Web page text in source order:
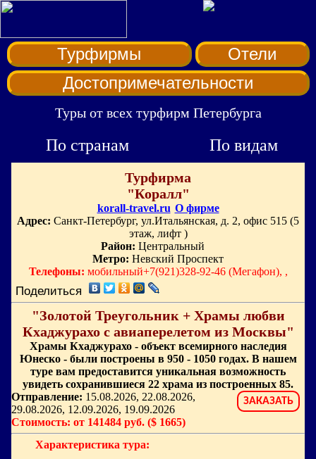
Турфирмы
Отели
Достопримечательности
Туры от всех турфирм Петербурга
По странам По видам
Турфирма
"Коралл"
korall-travel.ru О фирме
Адрес: Санкт-Петербург, ул.Итальянская, д. 2, офис 515 (5
этаж, лифт )
Район: Центральный
Метро: Невский Проспект
Телефоны: мобильный+7(921)328-92-46 (Мегафон), ,
Поделиться
"Золотой Треугольник + Храмы любви
Кхаджурахо с авиаперелетом из Москвы"
Храмы Кхаджурахо - объект всемирного наследия
Юнеско - были построены в 950 - 1050 годах. В нашем
туре вам предоставится уникальная возможность
увидеть сохранившиеся 22 храма из построенных 85.
ЗАКАЗАТЬ
Отправление: 15.08.2026, 22.08.2026,
29.08.2026, 12.09.2026, 19.09.2026
Стоимость: от 141484 руб. ($ 1665)
Характеристика тура: